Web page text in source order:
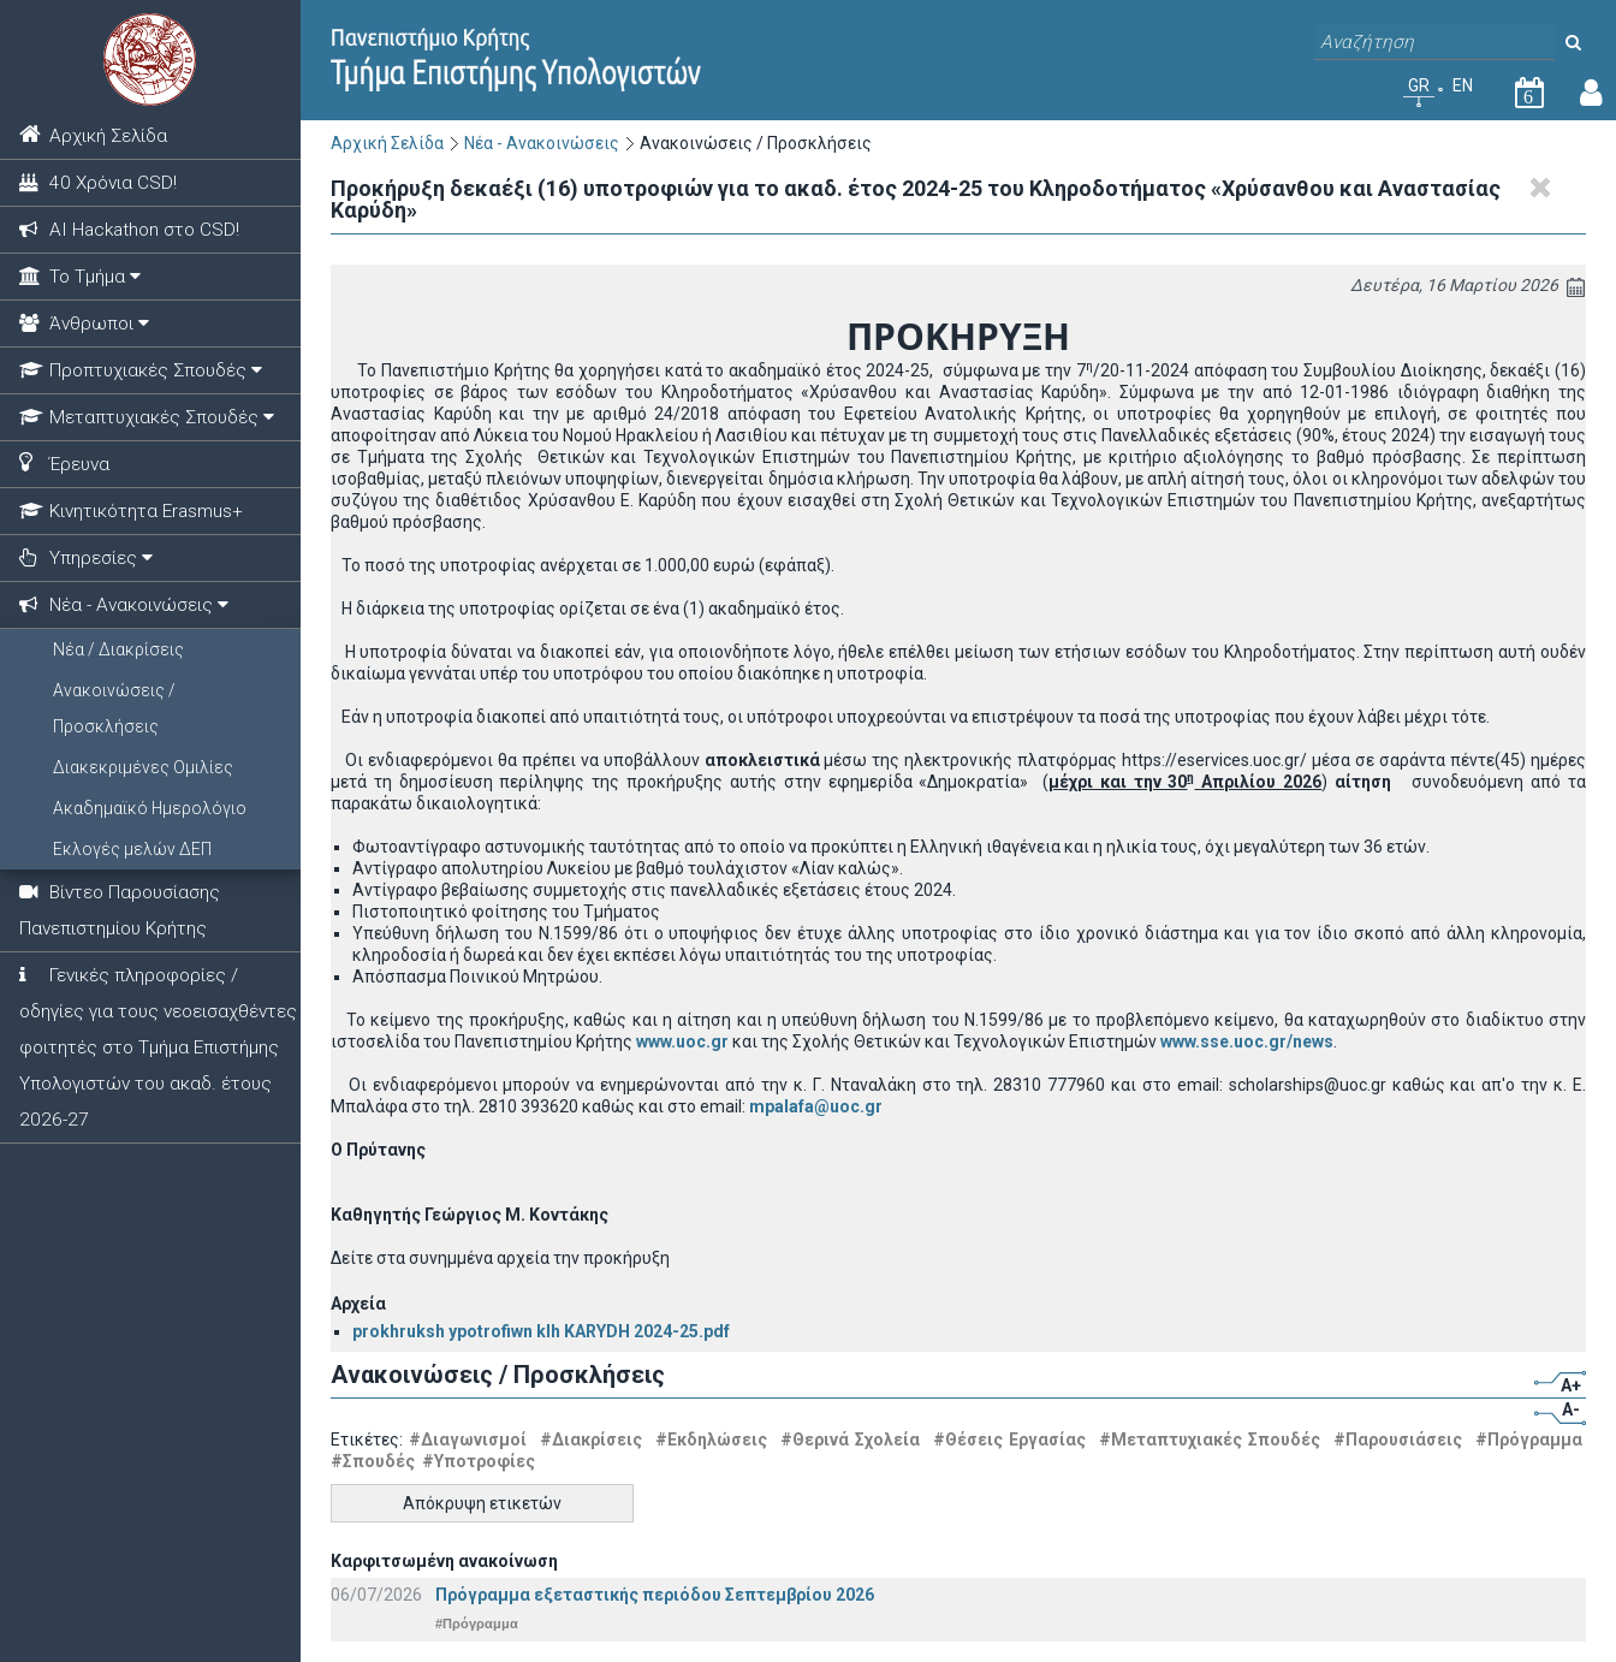
Αρχική Σελίδα
40 Χρόνια CSD!
ΑΙ Hackathon στο CSD!
Το Τμήμα
Άνθρωποι
Προπτυχιακές Σπουδές
Μεταπτυχιακές Σπουδές
Έρευνα
Κινητικότητα Erasmus+
Υπηρεσίες
Νέα - Ανακοινώσεις
Νέα / Διακρίσεις
Ανακοινώσεις /
Προσκλήσεις
Διακεκριμένες Ομιλίες
Ακαδημαϊκό Ημερολόγιο
Εκλογές μελών ΔΕΠ
Βίντεο Παρουσίασης
Πανεπιστημίου Κρήτης
Γενικές πληροφορίες /
οδηγίες για τους νεοεισαχθέντες
φοιτητές στο Τμήμα Επιστήμης
Υπολογιστών του ακαδ. έτους
2026-27
GR EN
6
Αρχική Σελίδα Νέα - Ανακοινώσεις Ανακοινώσεις / Προσκλήσεις
Προκήρυξη δεκαέξι (16) υποτροφιών για το ακαδ. έτος 2024-25 του Κληροδοτήματος «Χρύσανθου και Αναστασίας
Καρύδη»
Δευτέρα, 16 Μαρτίου 2026
ΠΡΟΚΗΡΥΞΗ
Το Πανεπιστήμιο Κρήτης θα χορηγήσει κατά το ακαδημαϊκό έτος 2024-25, σύμφωνα με την 7η/20-11-2024 απόφαση του Συμβουλίου Διοίκησης, δεκαέξι (16)
υποτροφίες σε βάρος των εσόδων του Κληροδοτήματος «Χρύσανθου και Αναστασίας Καρύδη». Σύμφωνα με την από 12-01-1986 ιδιόγραφη διαθήκη της
Αναστασίας Καρύδη και την με αριθμό 24/2018 απόφαση του Εφετείου Ανατολικής Κρήτης, οι υποτροφίες θα χορηγηθούν με επιλογή, σε φοιτητές που
αποφοίτησαν από Λύκεια του Νομού Ηρακλείου ή Λασιθίου και πέτυχαν με τη συμμετοχή τους στις Πανελλαδικές εξετάσεις (90%, έτους 2024) την εισαγωγή τους
σε Τμήματα της Σχολής Θετικών και Τεχνολογικών Επιστημών του Πανεπιστημίου Κρήτης, με κριτήριο αξιολόγησης το βαθμό πρόσβασης. Σε περίπτωση
ισοβαθμίας, μεταξύ πλειόνων υποψηφίων, διενεργείται δημόσια κλήρωση. Την υποτροφία θα λάβουν, με απλή αίτησή τους, όλοι οι κληρονόμοι των αδελφών του
συζύγου της διαθέτιδος Χρύσανθου Ε. Καρύδη που έχουν εισαχθεί στη Σχολή Θετικών και Τεχνολογικών Επιστημών του Πανεπιστημίου Κρήτης, ανεξαρτήτως
βαθμού πρόσβασης.
Το ποσό της υποτροφίας ανέρχεται σε 1.000,00 ευρώ (εφάπαξ).
Η διάρκεια της υποτροφίας ορίζεται σε ένα (1) ακαδημαϊκό έτος.
Η υποτροφία δύναται να διακοπεί εάν, για οποιονδήποτε λόγο, ήθελε επέλθει μείωση των ετήσιων εσόδων του Κληροδοτήματος. Στην περίπτωση αυτή ουδέν
δικαίωμα γεννάται υπέρ του υποτρόφου του οποίου διακόπηκε η υποτροφία.
Εάν η υποτροφία διακοπεί από υπαιτιότητά τους, οι υπότροφοι υποχρεούνται να επιστρέψουν τα ποσά της υποτροφίας που έχουν λάβει μέχρι τότε.
Οι ενδιαφερόμενοι θα πρέπει να υποβάλλουν αποκλειστικάμέσω της ηλεκτρονικής πλατφόρμας https://eservices.uoc.gr/ μέσα σε σαράντα πέντε(45) ημέρες
μετά τη δημοσίευση περίληψης της προκήρυξης αυτής στην εφημερίδα «Δημοκρατία» (μέχρι και την 30η Απριλίου 2026) αίτηση
συνοδευόμενη από τα
παρακάτω δικαιολογητικά:
Φωτοαντίγραφο αστυνομικής ταυτότητας από το οποίο να προκύπτει η Ελληνική ιθαγένεια και η ηλικία τους, όχι μεγαλύτερη των 36 ετών.
Αντίγραφο απολυτηρίου Λυκείου με βαθμό τουλάχιστον «Λίαν καλώς».
Αντίγραφο βεβαίωσης συμμετοχής στις πανελλαδικές εξετάσεις έτους 2024.
Πιστοποιητικό φοίτησης του Τμήματος
Υπεύθυνη δήλωση του Ν.1599/86 ότι ο υποψήφιος δεν έτυχε άλλης υποτροφίας στο ίδιο χρονικό διάστημα και για τον ίδιο σκοπό από άλλη κληρονομία,
κληροδοσία ή δωρεά και δεν έχει εκπέσει λόγω υπαιτιότητάς του της υποτροφίας.
Απόσπασμα Ποινικού Μητρώου.
Το κείμενο της προκήρυξης, καθώς και η αίτηση και η υπεύθυνη δήλωση του Ν.1599/86 με το προβλεπόμενο κείμενο, θα καταχωρηθούν στο διαδίκτυο στην
ιστοσελίδα του Πανεπιστημίου Κρήτης www.uoc.gr και της Σχολής Θετικών και Τεχνολογικών Επιστημώνwww.sse.uoc.gr/news
Οι ενδιαφερόμενοι μπορούν να ενημερώνονται από την κ. Γ. Νταναλάκη στο τηλ. 28310 777960 και στο email: scholarships@uoc.gr καθώς και απ'ο την κ. Ε.
Μπαλάφα στο τηλ. 2810 393620 καθώς και στο email: mpalafa@uoc.gr
Ο Πρύτανης
Καθηγητής Γεώργιος Μ. Κοντάκης
Δείτε στα συνημμένα αρχεία την προκήρυξη
Αρχεία
prokhruksh ypotrofiwn klh KARYDH 2024-25.pdf
Ανακοινώσεις / Προσκλήσεις
A+
A-
Ετικέτες: #Διαγωνισμοί #Διακρίσεις #Εκδηλώσεις #Θερινά Σχολεία #Θέσεις Εργασίας #Μεταπτυχιακές Σπουδές #Παρουσιάσεις
#Πρόγραμμα
#Σπουδές #Υποτροφίες
Απόκρυψη ετικετών
Καρφιτσωμένη ανακοίνωση
06/07/2026
Πρόγραμμα εξεταστικής περιόδου Σεπτεμβρίου 2026
#Πρόγραμμα